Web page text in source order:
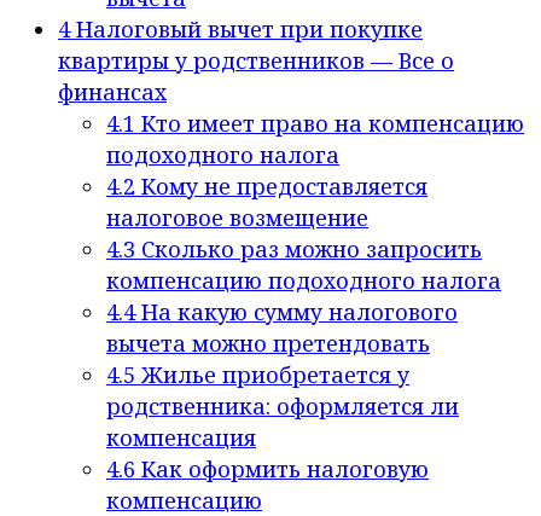
4Налоговый вычет при покупке
квартиры у родственников — Все о
финансах
4.1 Кто имеет право на компенсацию
подоходного налога
4.2 Кому не предоставляется
налоговое возмещение
4.3 Сколько раз можно запросить
компенсацию подоходного налога
4.4На какую сумму налогового
вычета можно претендовать
4.5 Жилье приобретается у
родственника: оформляется ли
компенсация
4.6 Как оформить налоговую
компенсацию